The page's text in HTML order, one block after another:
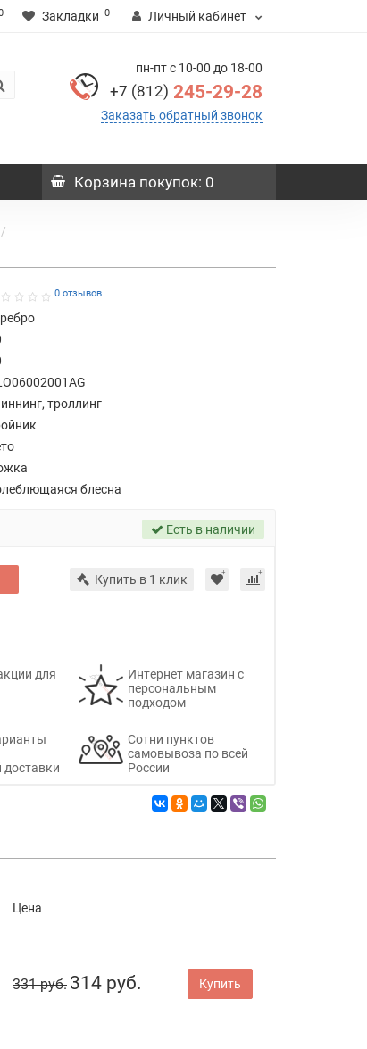
Закладки 0 Личный кабинет
пн-пт с 10-00 до 18-00
+7 (812) 245-29-28
Заказать обратный звонок
Корзина покупок: 0
0 отзывов
троллинг
блесна
Есть в наличии
Купить в 1 клик
для
Интернет магазин с
персональным
подходом
доставки
Сотни пунктов
самовывоза по всей
России
Цена
331 руб. 314 руб. Купить